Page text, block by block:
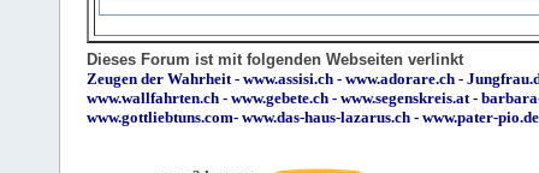
Dieses Forum ist mit folgenden Webseiten verlinkt
Zeugen der Wahrheit - www.assisi.ch - www.adorare.ch -
www.wallfahrten.ch - www.gebete.ch - www.segenskreis.at -
www.gottliebtuns.com- www.das-haus-lazarus.ch - www.pater-pio.de